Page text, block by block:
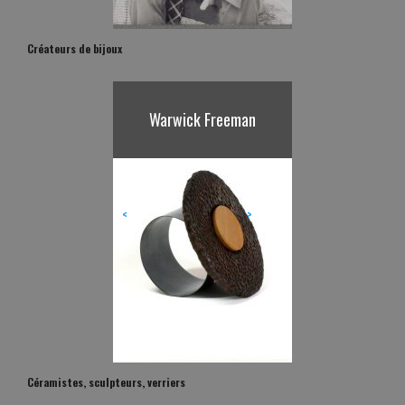
Créateurs de bijoux
Karl Fritsch
< >
Céramistes, sculpteurs, verriers